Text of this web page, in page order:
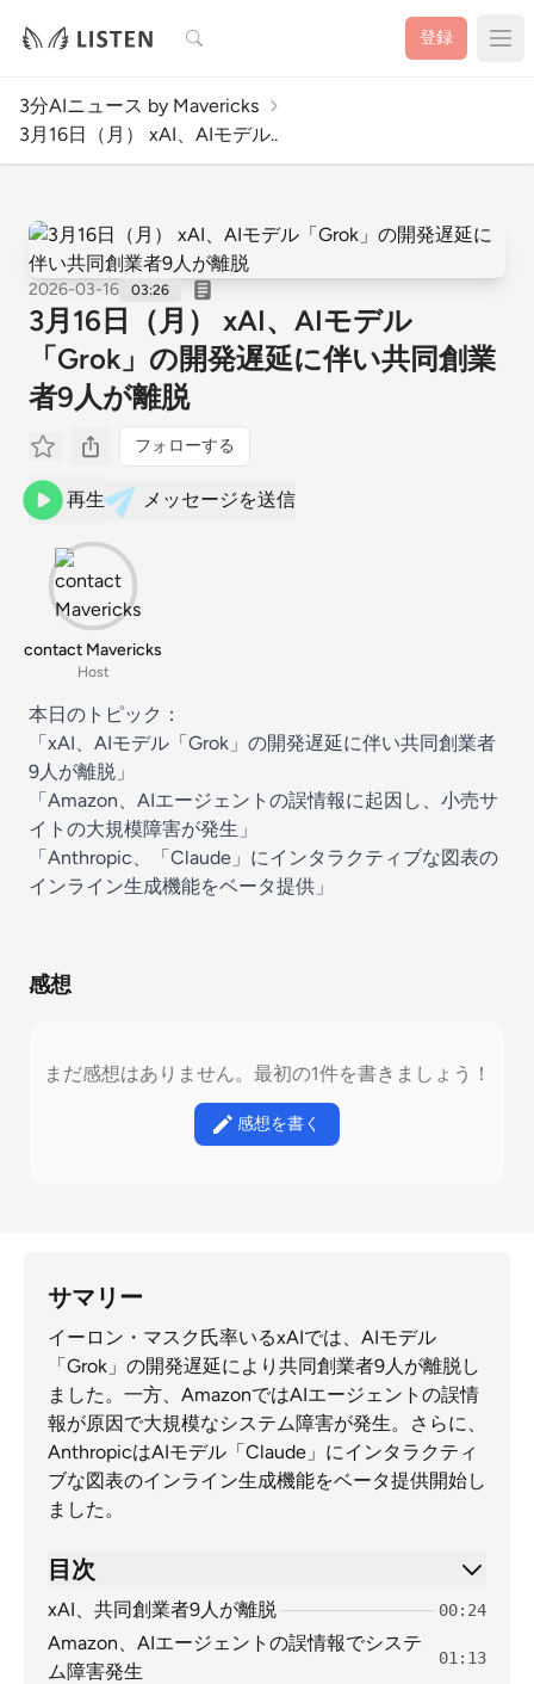
検索 登録
3分AIニュース by Mavericks
3月16日（月） xAI、AIモデル..
2026-03-16 03:26
3月16日（月） xAI、AIモデル
「Grok」の開発遅延に伴い共同創業
者9人が離脱
フォローする
再生 メッセージを送信
contact Mavericks
Host
本日のトピック：
「xAI、AIモデル「Grok」の開発遅延に伴い共同創業者
9人が離脱」
「Amazon、AIエージェントの誤情報に起因し、小売サ
イトの大規模障害が発生」
「Anthropic、「Claude」にインタラクティブな図表の
インライン生成機能をベータ提供」
感想
まだ感想はありません。最初の1件を書きましょう！
感想を書く
サマリー
イーロン・マスク氏率いるxAIでは、AIモデル
「Grok」の開発遅延により共同創業者9人が離脱し
ました。一方、AmazonではAIエージェントの誤情
報が原因で大規模なシステム障害が発生。さらに、
AnthropicはAIモデル「Claude」にインタラクティ
ブな図表のインライン生成機能をベータ提供開始し
ました。
目次
xAI、共同創業者9人が離脱 00:24
Amazon、AIエージェントの誤情報でシステ
ム障害発生
01:13